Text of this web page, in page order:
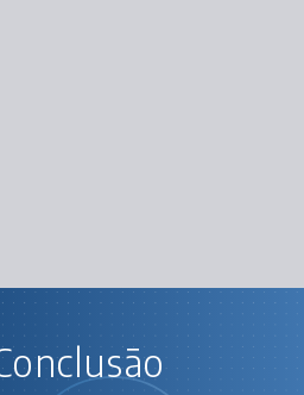
Core 2.1 Parte 1: Da